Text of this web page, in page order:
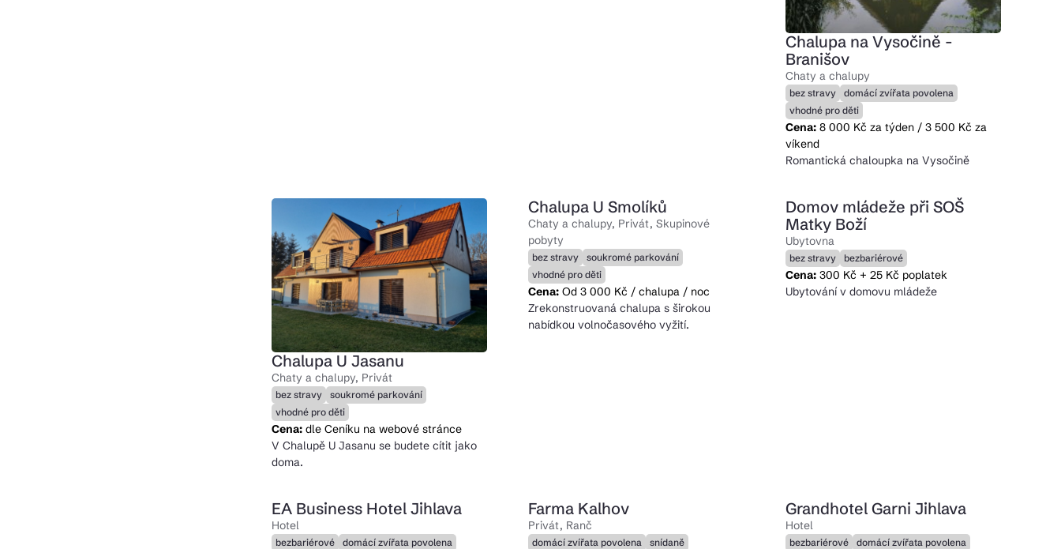
Chalupa na Vysočině -
Branišov
Chaty a chalupy
bez stravy
domácí zvířata povolena
vhodné pro děti
Cena: 8 000 Kč za týden / 3 500 Kč za
víkend
Romantická chaloupka na Vysočině
Chalupa U Jasanu
Chaty a chalupy, Privát
bez stravy
soukromé parkování
vhodné pro děti
Cena:dle Ceníku na webové stránce
V Chalupě U Jasanu se budete cítit jako
doma.
Chalupa U Smolíků
Chaty a chalupy, Privát, Skupinové
pobyty
bez stravy
soukromé parkování
vhodné pro děti
Cena: Od 3 000 Kč / chalupa / noc
Zrekonstruovaná chalupa s širokou
nabídkou volnočasového vyžití.
Domov mládeže při SOŠ
Matky Boží
Ubytovna
bez stravy bezbariérové
Cena: 300 Kč + 25 Kč poplatek
Ubytování v domovu mládeže
EA Business Hotel Jihlava
Hotel
bezbariérové
domácí zvířata povolena
Farma Kalhov
Privát, Ranč
domácí zvířata povolena
snídaně
Grandhotel Garni Jihlava
Hotel
bezbariérové
domácí zvířata povolena